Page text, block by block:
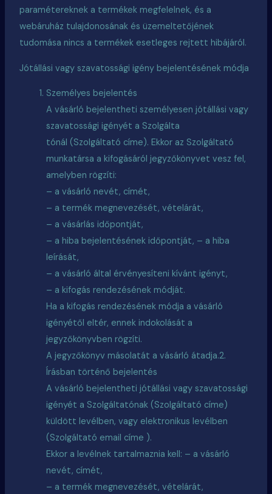
paramétereknek a termékek megfelelnek, és a
webáruház tulajdonosának és üzemeltetőjének
tudomása nincs a termékek esetleges rejtett hibájáról.
Jótállási vagy szavatossági igény bejelentésének módja
Személyes bejelentés
A vásárló bejelentheti személyesen jótállási vagy
szavatossági igényét a Szolgálta
tónál (Szolgáltató címe). Ekkor az Szolgáltató
munkatársa a kifogásáról jegyzőkönyvet vesz fel,
amelyben rögzíti:
– a vásárló nevét, címét,
– a termék megnevezését, vételárát,
– a vásárlás időpontját,
– a hiba bejelentésének időpontját, – a hiba
leírását,
– a vásárló által érvényesíteni kívánt igényt,
– a kifogás rendezésének módját.
Ha a kifogás rendezésének módja a vásárló
igényétől eltér, ennek indokolását a
jegyzőkönyvben rögzíti.
A jegyzőkönyv másolatát a vásárló átadja.2.
Írásban történő bejelentés
A vásárló bejelentheti jótállási vagy szavatossági
igényét a Szolgáltatónak (Szolgáltató címe)
küldött levélben, vagy elektronikus levélben
(Szolgáltató email címe ).
Ekkor a levélnek tartalmaznia kell: – a vásárló
nevét, címét,
– a termék megnevezését, vételárát,